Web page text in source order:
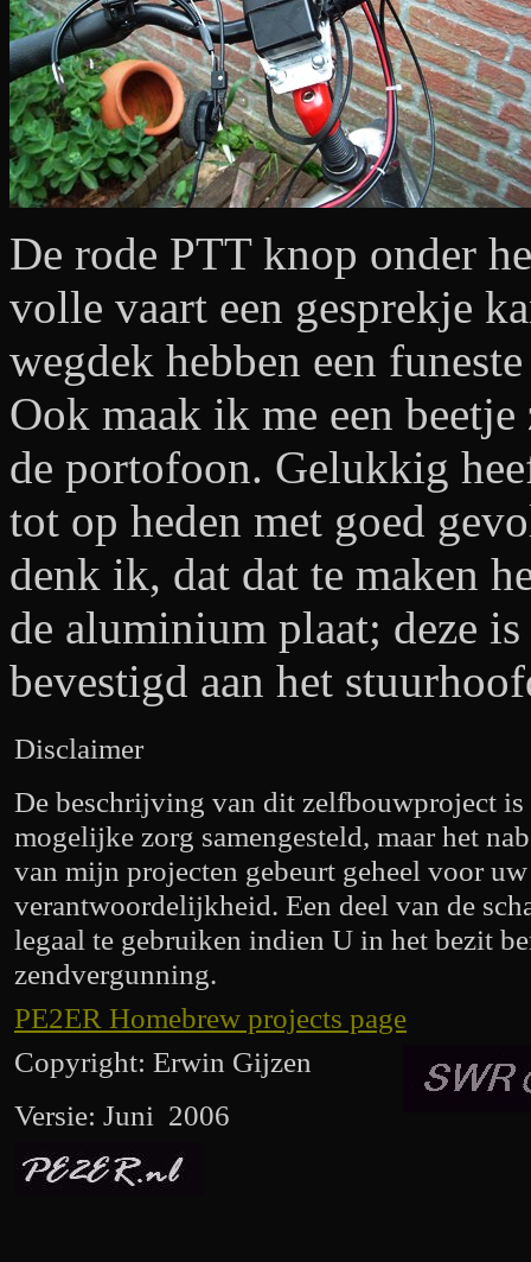
De rode PTT knop onder
volle vaart een gesprekje
wegdek hebben een
Ook maak ik me een
de portofoon. Gelukkig
tot op heden met goed
denk ik, dat dat te maken
de aluminium plaat; deze
bevestigd aan het
Disclaimer
De beschrijving van dit zelfbouwproject is
mogelijke zorg samengesteld, maar het
van mijn projecten gebeurt geheel voor
verantwoordelijkheid. Een deel van de
legaal te gebruiken indien U in het bezit
zendvergunning.
PE2ER Homebrew projects page
Copyright: Erwin Gijzen
Versie: Juni 2006